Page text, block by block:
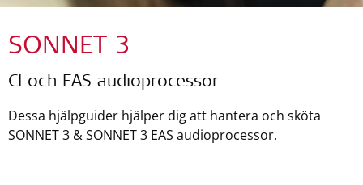
SONNET 3
CI och EAS audioprocessor
Dessa hjälpguider hjälper dig att hantera och sköta
SONNET 3 & SONNET 3 EAS audioprocessor.